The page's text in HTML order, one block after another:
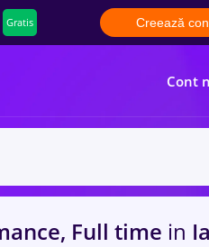
Gratis Creează
Cont
Full time in